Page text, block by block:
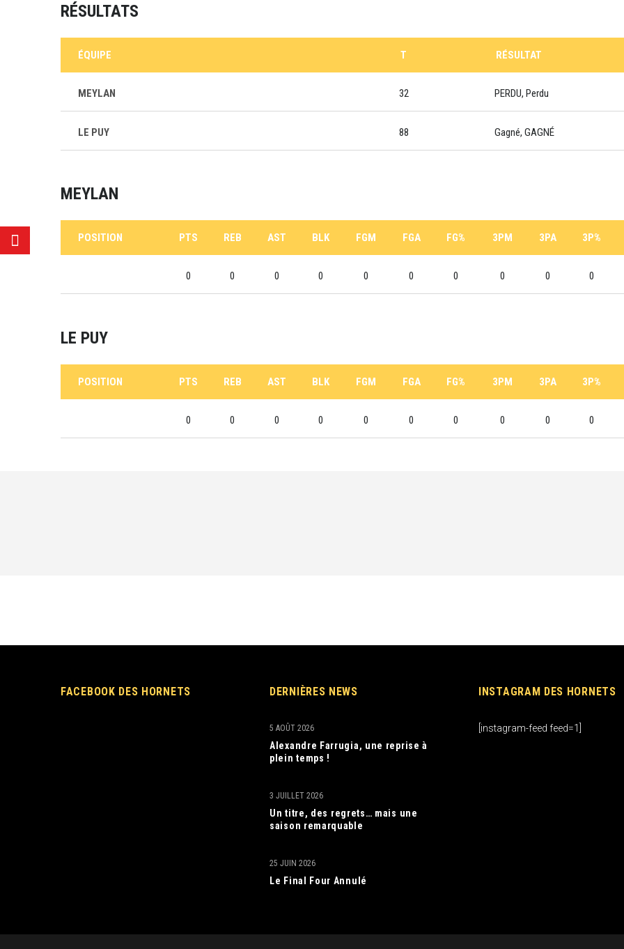
RÉSULTATS
ÉQUIPE T RÉSULTAT
MEYLAN 32 PERDU, Perdu
LE PUY 88 Gagné, GAGNÉ
MEYLAN
POSITION PTS REB AST BLK FGM FGA FG% 3PM 3PA 3P%
0 0 0 0 0 0 0 0 0 0
LE PUY
POSITION PTS REB AST BLK FGM FGA FG% 3PM 3PA 3P%
0 0 0 0 0 0 0 0 0 0
FACEBOOK DES HORNETS DERNIÈRES NEWS
Alexandre Farrugia, une reprise à
plein temps !
5 AOÛT 2026
Un titre, des regrets… mais une
saison remarquable
3 JUILLET 2026
Le Final Four Annulé
25 JUIN 2026
INSTAGRAM DES HORNETS
[instagram-feed feed=1]